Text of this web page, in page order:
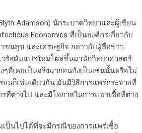
Adamson) นักระบาดวิทยาและผู้เขียน
Economics ที่เป็นองค์กรเกี่ยวกับ
รณสุข และเศรษฐกิจ กล่าวกับผู้สื่อข่าว
วรัสผันแปรใหม่โผล่ขึ้นมานักวิทยาศาสตร์
ๆที่เคยเป็นจริงมาก่อนยังเป็นเช่นนั้นหรือไม่
นก็เช่นเดียวกัน มันมีวิธีการแพร่กระจายที่
ที่ต่างไป และมีโอกาสในการแพร่เชื้อที่ต่าง
ป็นไปได้ที่จะมีกรณีของการแพร่เชื้อ